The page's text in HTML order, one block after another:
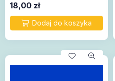
18,00 zł